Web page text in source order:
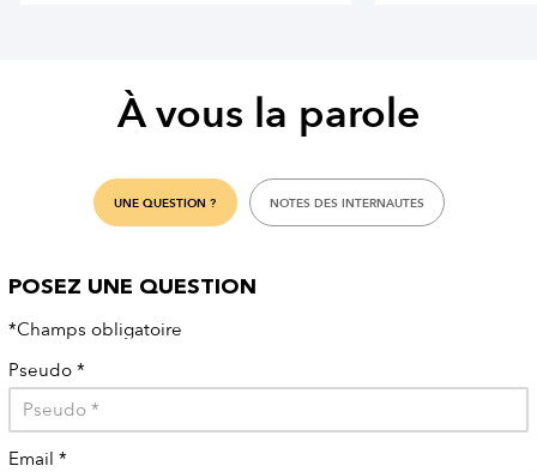
À vous la parole
UNE QUESTION ? NOTES DES INTERNAUTES
POSEZ UNE QUESTION
*Champs obligatoire
Pseudo *
Email *